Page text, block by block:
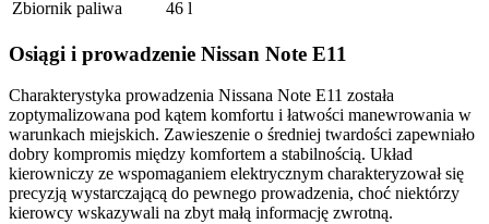
Zbiornik paliwa
46 l
Osiągi i prowadzenie Nissan Note E11
Charakterystyka prowadzenia Nissana Note E11 została
zoptymalizowana pod kątem komfortu i łatwości manewrowania w
warunkach miejskich. Zawieszenie o średniej twardości zapewniało
dobry kompromis między komfortem a stabilnością. Układ
kierowniczy ze wspomaganiem elektrycznym charakteryzował się
precyzją wystarczającą do pewnego prowadzenia, choć niektórzy
kierowcy wskazywali na zbyt małą informację zwrotną.